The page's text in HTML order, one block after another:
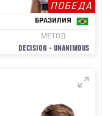
ПОБЕДА
БРАЗИЛИЯ
МЕТОД
DECISION - UNANIMOUS